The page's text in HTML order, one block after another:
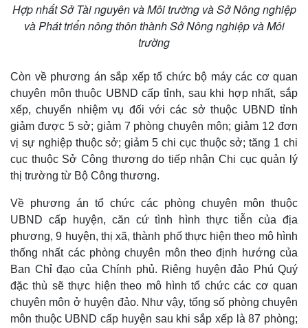
Kinh tế
Bất động sản
Khởi nghiệp
Thị trường
Giá vàng
Chứng khoán
Giá cà phê
Hợp nhất Sở Tài nguyên và Môi trường và Sở Nông nghiệp
và Phát triển nông thôn thành Sở Nông nghiệp và Môi
trường
Còn về phương án sắp xếp tổ chức bộ máy các cơ quan
chuyên môn thuộc UBND cấp tỉnh, sau khi hợp nhất, sắp
xếp, chuyển nhiệm vụ đối với các sở thuộc UBND tỉnh
giảm được 5 sở; giảm 7 phòng chuyên môn; giảm 12 đơn
vị sự nghiệp thuộc sở; giảm 5 chi cục thuộc sở; tăng 1 chi
cục thuộc Sở Công thương do tiếp nhận Chi cục quản lý
thị trường từ Bộ Công thương.
Về phương án tổ chức các phòng chuyên môn thuộc
UBND cấp huyện, căn cứ tình hình thực tiễn của địa
phương, 9 huyện, thị xã, thành phố thực hiện theo mô hình
thống nhất các phòng chuyên môn theo định hướng của
Ban Chỉ đạo của Chính phủ. Riêng huyện đảo Phú Quý
đặc thù sẽ thực hiện theo mô hình tổ chức các cơ quan
chuyên môn ở huyện đảo. Như vậy, tổng số phòng chuyên
môn thuộc UBND cấp huyện sau khi sắp xếp là 87 phòng;